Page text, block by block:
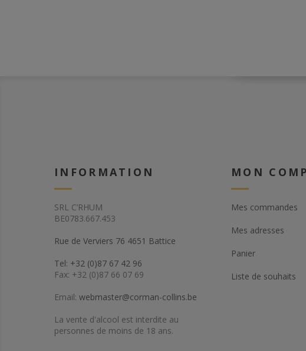
INFORMATION
SRL C’RHUM
BE0783.667.453
Rue de Verviers 76 4651 Battice
Tel: +32 (0)87 67 42 96
Fax: +32 (0)87 66 07 69
Email: webmaster@corman-collins.be
La vente d'alcool est interdite au
personnes de moins de 18 ans.
MON
Mes commandes
Mes adresses
Panier
Liste de souhaits